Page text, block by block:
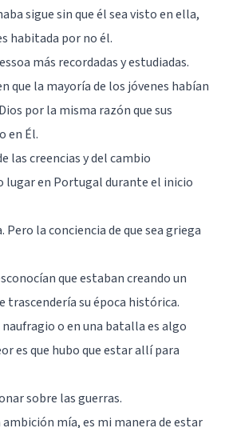
sigue sin que él sea visto en ella,
habitada por no él.
más recordadas y estudiadas.
que la mayoría de los jóvenes habían
por la misma razón que sus
en Él.
las creencias y del cambio
lugar en Portugal durante el inicio
Pero la conciencia de que sea griega
que estaban creando un
trascendería su época histórica.
naufragio o en una batalla es algo
es que hubo que estar allí para
sobre las guerras.
ambición mía, es mi manera de estar